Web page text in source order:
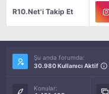
R10.Net'i Takip Et
Şu anda forumda:
30.980 Kullanıcı Aktif
Konular: